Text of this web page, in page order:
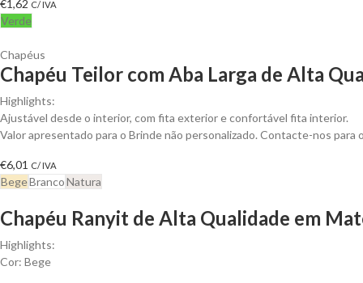
€1,62 C/ IVA
Verde
Chapéus
Chapéu Teilor com Aba Larga de Alta
Highlights:
Ajustável desde o interior, com fita exterior e confortável fita interior.
Valor apresentado para o Brinde não personalizado. Contacte-nos
€6,01 C/ IVA
BegeBrancoNatura
Chapéu Ranyit de Alta Qualidade em
Highlights:
Cor: Bege